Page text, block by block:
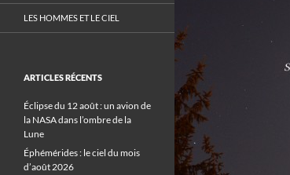
LES HOMMES ET LE CIEL
ARTICLES RÉCENTS
Éclipse du 12 août : un avion de
la NASA dans l’ombre de la
Lune
Éphémérides : le ciel du mois
d’août 2026